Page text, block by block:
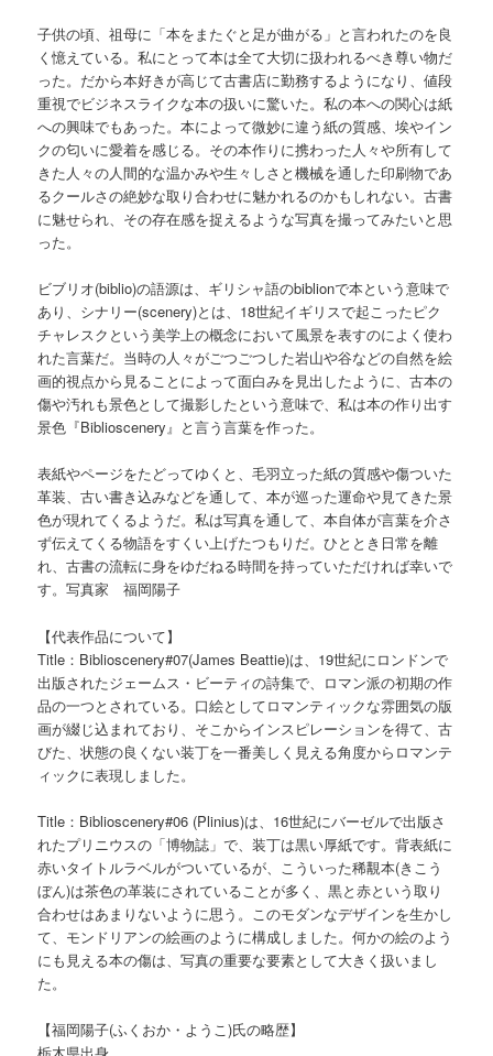
子供の頃、祖母に「本をまたぐと足が曲がる」と言われたのを良
く憶えている。私にとって本は全て大切に扱われるべき尊い物だ
った。だから本好きが高じて古書店に勤務するようになり、値段
重視でビジネスライクな本の扱いに驚いた。私の本への関心は紙
への興味でもあった。本によって微妙に違う紙の質感、埃やイン
クの匂いに愛着を感じる。その本作りに携わった人々や所有して
きた人々の人間的な温かみや生々しさと機械を通した印刷物であ
るクールさの絶妙な取り合わせに魅かれるのかもしれない。古書
に魅せられ、その存在感を捉えるような写真を撮ってみたいと思
った。
ビブリオ(biblio)の語源は、ギリシャ語のbiblionで本という意味で
あり、シナリー(scenery)とは、18世紀イギリスで起こったピク
チャレスクという美学上の概念において風景を表すのによく使わ
れた言葉だ。当時の人々がごつごつした岩山や谷などの自然を絵
画的視点から見ることによって面白みを見出したように、古本の
傷や汚れも景色として撮影したという意味で、私は本の作り出す
景色『Biblioscenery』と言う言葉を作った。
表紙やページをたどってゆくと、毛羽立った紙の質感や傷ついた
革装、古い書き込みなどを通して、本が巡った運命や見てきた景
色が現れてくるようだ。私は写真を通して、本自体が言葉を介さ
ず伝えてくる物語をすくい上げたつもりだ。ひととき日常を離
れ、古書の流転に身をゆだねる時間を持っていただければ幸いで
す。写真家 福岡陽子
【代表作品について】
Title：Biblioscenery#07(James Beattie)は、19世紀にロンドンで
出版されたジェームス・ビーティの詩集で、ロマン派の初期の作
品の一つとされている。口絵としてロマンティックな雰囲気の版
画が綴じ込まれており、そこからインスピレーションを得て、古
びた、状態の良くない装丁を一番美しく見える角度からロマンテ
ィックに表現しました。
Title：Biblioscenery#06 (Plinius)は、16世紀にバーゼルで出版さ
れたプリニウスの「博物誌」で、装丁は黒い厚紙です。背表紙に
赤いタイトルラベルがついているが、こういった稀覯本(きこう
ぼん)は茶色の革装にされていることが多く、黒と赤という取り
合わせはあまりないように思う。このモダンなデザインを生かし
て、モンドリアンの絵画のように構成しました。何かの絵のよう
にも見える本の傷は、写真の重要な要素として大きく扱いまし
た。
【福岡陽子(ふくおか・ようこ)氏の略歴】